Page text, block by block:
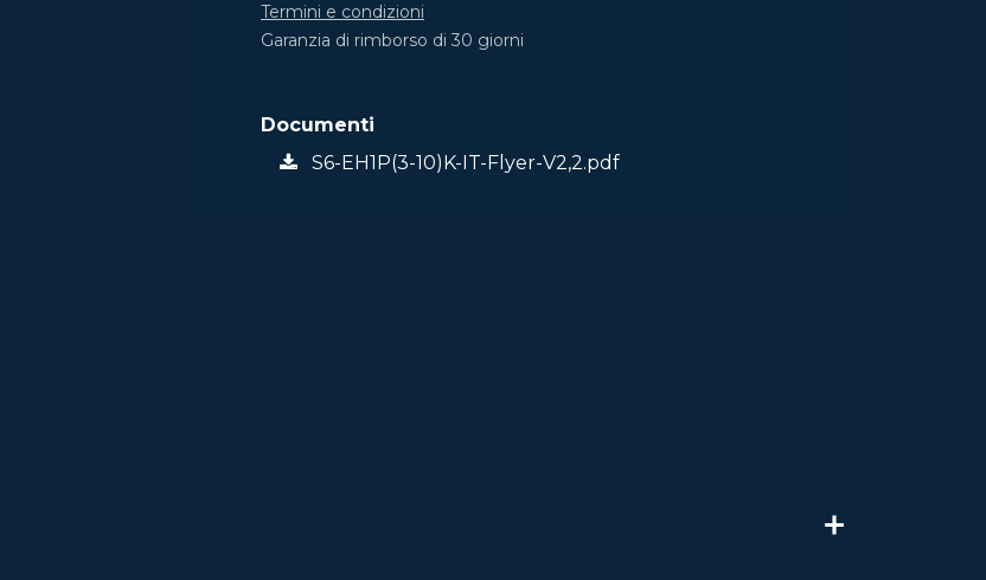
Termini e condizioni
Garanzia di rimborso di 30 giorni
Documenti
S6-EH1P(3-10)K-IT-Flyer-V2,2.pdf